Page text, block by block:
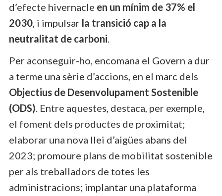
d’efecte hivernacle en un mínim de 37% el
2030, i impulsar la transició cap a la
neutralitat de carboni.
Per aconseguir-ho, encomana el Govern a dur
a terme una sèrie d’accions, en el marc dels
Objectius de Desenvolupament Sostenible
(ODS). Entre aquestes, destaca, per exemple,
el foment dels productes de proximitat;
elaborar una nova llei d’aigües abans del
2023; promoure plans de mobilitat sostenible
per als treballadors de totes les
administracions; implantar una plataforma